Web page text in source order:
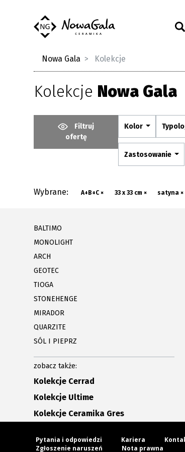
Nowa Gala Kolekcje
Kolekcje Nowa Gala
Filtruj
ofertę
Kolor
Zastosowanie
Wybrane: A+B+C × 33 x 33 cm × satyna ×
BALTIMO
MONOLIGHT
ARCH
GEOTEC
TIOGA
STONEHENGE
MIRADOR
QUARZITE
SÓL I PIEPRZ
zobacz także:
Kolekcje Cerrad
Kolekcje Ultime
Kolekcje Ceramika Gres
Pytania i odpowiedzi Kariera
Zgłoszenie naruszeń
Nota prawna